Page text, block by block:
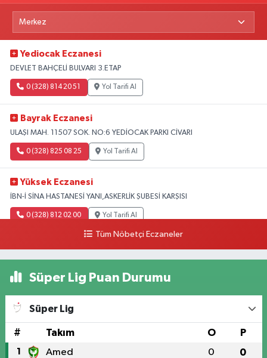
Yediocak Eczanesi
DEVLET BAHÇELİ BULVARI 3.ETAP
0 (328) 814 20 51 Yol Tarifi Al
Bayrak Eczanesi
ULAŞI MAH. 11507 SOK. NO:6 YEDİOCAK PARKI CİVARI
0 (328) 825 08 25 Yol Tarifi Al
Yüksek Eczanesi
İBN-İ SİNA HASTANESİ YANI,ASKERLİK ŞUBESİ KARŞISI
0 (328) 812 02 00 Yol Tarifi Al
Tüm Nöbetçi Eczaneler
Süper Lig Puan Durumu
Süper Lig
# Takım O P
1 Amed 0 0